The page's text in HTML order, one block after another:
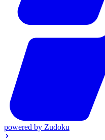
powered by Zudoku